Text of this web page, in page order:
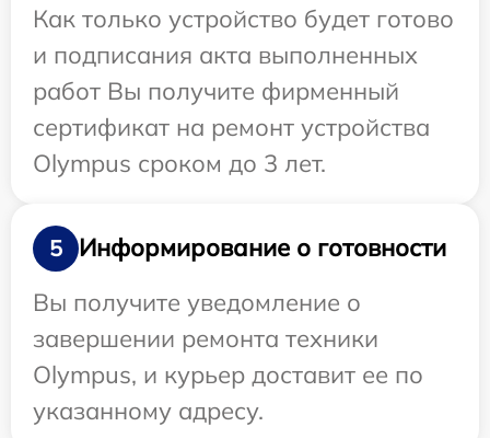
Как только устройство будет готово
и подписания акта выполненных
работ Вы получите фирменный
сертификат на ремонт устройства
Olympus сроком до 3 лет.
5
Информирование о готовности
Вы получите уведомление о
завершении ремонта техники
Olympus, и курьер доставит ее по
указанному адресу.